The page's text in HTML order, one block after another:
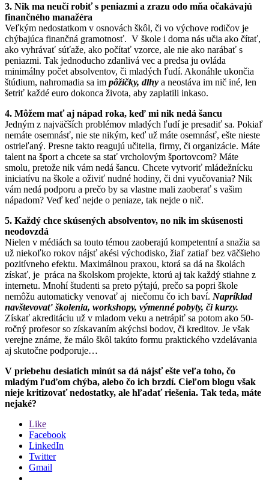
3. Nik ma neučí robiť s peniazmi a zrazu odo mňa očakávajú
finančného manažéra
Veľkým nedostatkom v osnovách škôl, či vo výchove rodičov je
chýbajúca finančná gramotnosť. V škole i doma nás učia ako čítať,
ako vyhrávať súťaže, ako počítať vzorce, ale nie ako narábať s
peniazmi. Tak jednoducho zdanlivá vec a predsa ju ovláda
minimálny počet absolventov, či mladých ľudí. Akonáhle ukončia
štúdium, nahromadia sa im pôžičky, dlhy a neostáva im nič iné, len
šetriť každé euro dokonca života, aby zaplatili inkaso.
4. Môžem mať aj nápad roka, keď mi nik nedá šancu
Jedným z najväčších problémov mladých ľudí je presadiť sa. Pokiaľ
nemáte osemnásť, nie ste nikým, keď už máte osemnásť, ešte nieste
ostrieľaný. Presne takto reagujú učitelia, firmy, či organizácie. Máte
talent na šport a chcete sa stať vrcholovým športovcom? Máte
smolu, pretože nik vám nedá šancu. Chcete vytvoriť mládežnícku
iniciatívu na škole a oživiť nudné hodiny, či dni vyučovania? Nik
vám nedá podporu a prečo by sa vlastne mali zaoberať s vašim
nápadom? Veď keď nejde o peniaze, tak nejde o nič.
5. Každý chce skúsených absolventov, no nik im skúsenosti
neodovzdá
Nielen v médiách sa touto témou zaoberajú kompetentní a snažia sa
už niekoľko rokov nájsť akési východisko, žiaľ zatiaľ bez väčšieho
pozitívneho efektu. Maximálnou praxou, ktorá sa dá na školách
získať, je práca na školskom projekte, ktorú aj tak každý stiahne z
internetu. Mnohí študenti sa preto pýtajú, prečo sa popri škole
nemôžu automaticky venovať aj niečomu čo ich baví. Napríklad
navštevovať školenia, workshopy, výmenné pobyty, či kurzy.
Získať akreditáciu už v mladom veku a netrápiť sa potom ako 50-
ročný profesor so získavaním akýchsi bodov, či kreditov. Je však
verejne známe, že málo škôl takúto formu praktického vzdelávania
aj skutočne podporuje…
V priebehu desiatich minút sa dá nájsť ešte veľa toho, čo
mladým ľuďom chýba, alebo čo ich brzdí. Cieľom blogu však
nieje kritizovať nedostatky, ale hľadať riešenia. Tak teda, máte
nejaké?
Like
Facebook
LinkedIn
Twitter
Gmail